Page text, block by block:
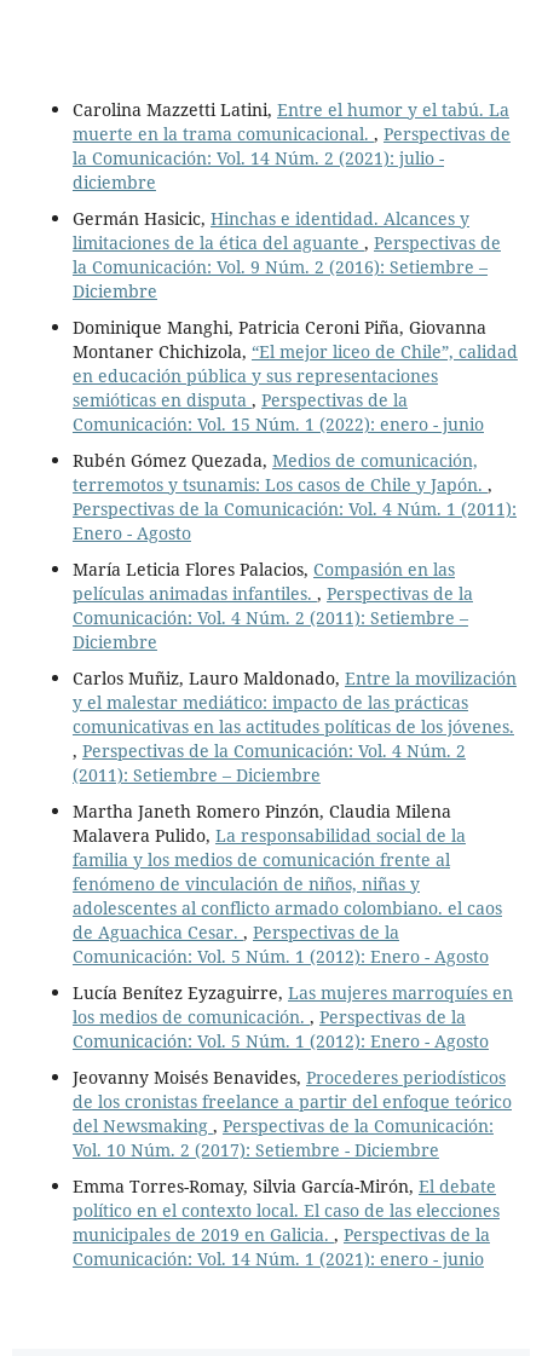
Carolina Mazzetti Latini, Entre el humor y el tabú. La
muerte en la trama comunicacional. , Perspectivas de
la Comunicación: Vol. 14 Núm. 2 (2021): julio -
diciembre
Germán Hasicic, Hinchas e identidad. Alcances y
limitaciones de la ética del aguante , Perspectivas de
la Comunicación: Vol. 9 Núm. 2 (2016): Setiembre –
Diciembre
Dominique Manghi, Patricia Ceroni Piña, Giovanna
Montaner Chichizola, “El mejor liceo de Chile”, calidad
en educación pública y sus representaciones
semióticas en disputa , Perspectivas de la
Comunicación: Vol. 15 Núm. 1 (2022): enero - junio
Rubén Gómez Quezada, Medios de comunicación,
terremotos y tsunamis: Los casos de Chile y Japón. ,
Perspectivas de la Comunicación: Vol. 4 Núm. 1 (2011):
Enero - Agosto
María Leticia Flores Palacios, Compasión en las
películas animadas infantiles. , Perspectivas de la
Comunicación: Vol. 4 Núm. 2 (2011): Setiembre –
Diciembre
Carlos Muñiz, Lauro Maldonado, Entre la movilización
y el malestar mediático: impacto de las prácticas
comunicativas en las actitudes políticas de los jóvenes.
, Perspectivas de la Comunicación: Vol. 4 Núm. 2
(2011): Setiembre – Diciembre
Martha Janeth Romero Pinzón, Claudia Milena
Malavera Pulido, La responsabilidad social de la
familia y los medios de comunicación frente al
fenómeno de vinculación de niños, niñas y
adolescentes al conflicto armado colombiano. el caos
de Aguachica Cesar. , Perspectivas de la
Comunicación: Vol. 5 Núm. 1 (2012): Enero - Agosto
Lucía Benítez Eyzaguirre, Las mujeres marroquíes en
los medios de comunicación. , Perspectivas de la
Comunicación: Vol. 5 Núm. 1 (2012): Enero - Agosto
Jeovanny Moisés Benavides, Procederes periodísticos
de los cronistas freelance a partir del enfoque teórico
del Newsmaking , Perspectivas de la Comunicación:
Vol. 10 Núm. 2 (2017): Setiembre - Diciembre
Emma Torres-Romay, Silvia García-Mirón, El debate
político en el contexto local. El caso de las elecciones
municipales de 2019 en Galicia. , Perspectivas de la
Comunicación: Vol. 14 Núm. 1 (2021): enero - junio